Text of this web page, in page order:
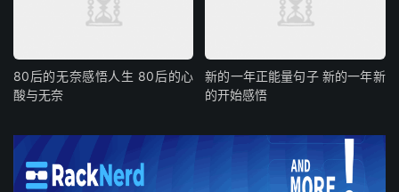
80后的无奈感悟人生 80后的心
酸与无奈
新的一年正能量句子 新的一年新
的开始感悟